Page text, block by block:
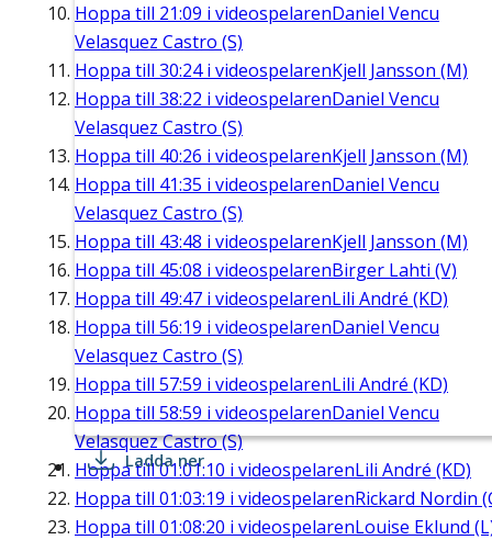
Hoppa till 21:09 i videospelarenDaniel Vencu
Velasquez Castro (S)
Hoppa till 30:24i videospelarenKjell Jansson (M)
Hoppa till 38:22 i videospelarenDaniel Vencu
Velasquez Castro (S)
Hoppa till 40:26 i videospelarenKjell Jansson (M)
Hoppa till 41:35 i videospelarenDaniel Vencu
Velasquez Castro (S)
Hoppa till 43:48 i videospelarenKjell Jansson (M)
Hoppa till 45:08 i videospelarenBirger Lahti (V)
Hoppa till 49:47 i videospelarenLili André (KD)
Hoppa till 56:19 i videospelarenDaniel Vencu
Velasquez Castro (S)
Hoppa till 57:59 i videospelarenLili André (KD)
Hoppa till 58:59 i videospelarenDaniel Vencu
Velasquez Castro (S)
Hoppa till01:01:10 i videospelarenLili André (KD)
Hoppa till 01:03:19 i videospelarenRickard Nordin
Hoppa till 01:08:20 i videospelarenLouise Eklund
Ladda ner